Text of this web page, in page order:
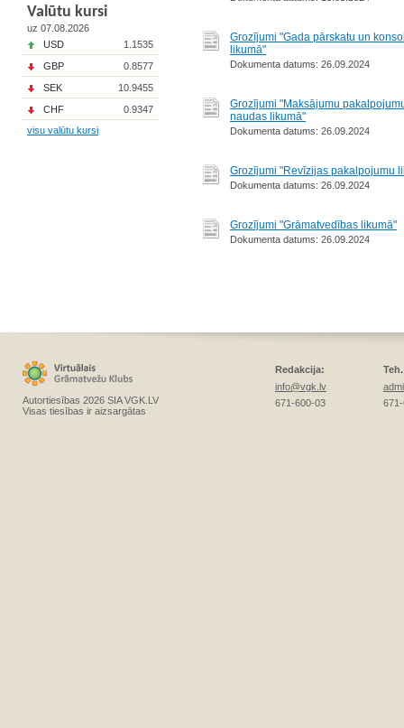
Valūtu kursi
uz 07.08.2026
USD
1.1535
GBP
0.8577
SEK
10.9455
CHF
0.9347
visu valūtu kursi
Grozījumi "Gada pārskatu un
likumā"
Dokumenta datums: 26.09.2024
Grozījumi "Maksājumu
naudas likumā"
Dokumenta datums: 26.09.2024
Grozījumi "Revīzijas pakalpojumu
Dokumenta datums: 26.09.2024
Grozījumi "Grāmatvedības likumā"
Dokumenta datums: 26.09.2024
Autortiesības 2026 SIA VGK.LV
Visas tiesības ir aizsargātas
Redakcija:
info@vgk.lv
671-600-03